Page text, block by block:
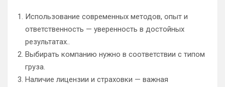
Использование современных методов, опыт и
ответственность — уверенность в достойных
результатах..
Выбирать компанию нужно в соответствии с типом
груза.
Наличие лицензии и страховки — важная